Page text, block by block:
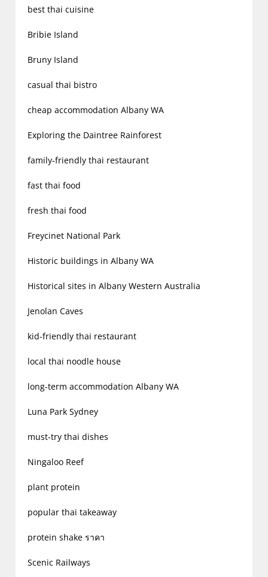
best thai cuisine
Bribie Island
Bruny Island
casual thai bistro
cheap accommodation Albany WA
Exploring the Daintree Rainforest
family-friendly thai restaurant
fast thai food
fresh thai food
Freycinet National Park
Historic buildings in Albany WA
Historical sites in Albany Western Australia
Jenolan Caves
kid-friendly thai restaurant
local thai noodle house
long-term accommodation Albany WA
Luna Park Sydney
must-try thai dishes
Ningaloo Reef
plant protein
popular thai takeaway
protein shake ราคา
Scenic Railways